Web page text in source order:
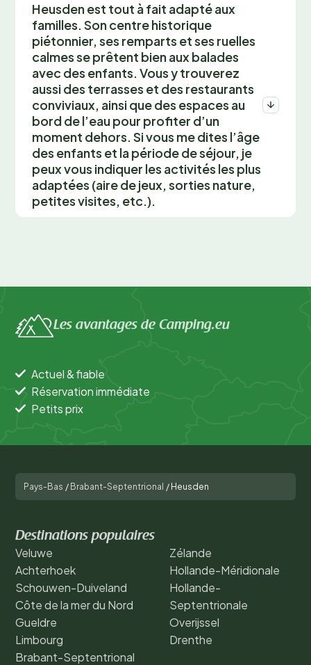
Heusden est tout à fait adapté aux
familles. Son centre historique
piétonnier, ses remparts et ses ruelles
calmes se prêtent bien aux balades
avec des enfants. Vous y trouverez
aussi des terrasses et des restaurants
conviviaux, ainsi que des espaces au
bord de l’eau pour profiter d’un
moment dehors. Si vous me dites l’âge
des enfants et la période de séjour, je
peux vous indiquer les activités les plus
adaptées (aire de jeux, sorties nature,
petites visites, etc.).
Les avantages de Camping.eu
Actuel & fiable
Réservation immédiate
Petits prix
Pays-Bas / Brabant-Septentrional / Heusden
Destinations populaires
Veluwe
Achterhoek
Schouwen-Duiveland
Côte de la mer du Nord
Gueldre
Limbourg
Brabant-Septentrional
Zélande
Hollande-Méridionale
Hollande-
Septentrionale
Overijssel
Drenthe